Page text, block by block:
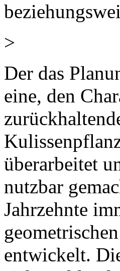
>
Der das
eine, den
überarbeitet
nutzbar
Jahrzehnte
entwickelt.